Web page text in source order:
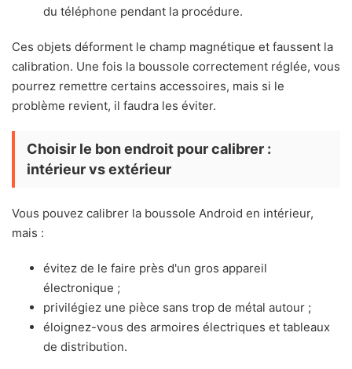
du téléphone pendant la procédure.
Ces objets déforment le champ magnétique et faussent la
calibration. Une fois la boussole correctement réglée, vous
pourrez remettre certains accessoires, mais si le
problème revient, il faudra les éviter.
Choisir le bon endroit pour calibrer :
intérieur vs extérieur
Vous pouvez calibrer la boussole Android en intérieur,
mais :
évitez de le faire près d'un gros appareil
électronique ;
privilégiez une pièce sans trop de métal autour ;
éloignez-vous des armoires électriques et tableaux
de distribution.